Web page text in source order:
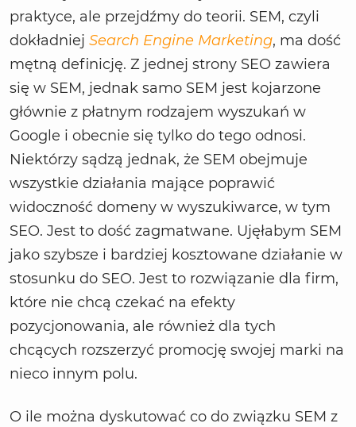
praktyce, ale przejdźmy do teorii. SEM, czyli
dokładniej Search Engine Marketing, ma dość
mętną definicję. Z jednej strony SEO zawiera
się w SEM, jednak samo SEM jest kojarzone
głównie z płatnym rodzajem wyszukań w
Google i obecnie się tylko do tego odnosi.
Niektórzy sądzą jednak, że SEM obejmuje
wszystkie działania mające poprawić
widoczność domeny w wyszukiwarce, w tym
SEO. Jest to dość zagmatwane. Ujęłabym SEM
jako szybsze i bardziej kosztowane działanie w
stosunku do SEO. Jest to rozwiązanie dla firm,
które nie chcą czekać na efekty
pozycjonowania, ale również dla tych
chcących rozszerzyć promocję swojej marki na
nieco innym polu.
O ile można dyskutować co do związku SEM z